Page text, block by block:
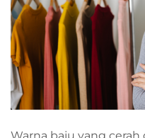
Warna baju yang